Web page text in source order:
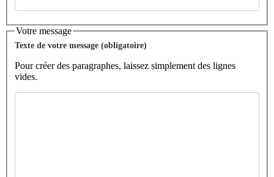
Votre message
Texte de votre message (obligatoire)
Pour créer des paragraphes, laissez simplement des lignes
vides.